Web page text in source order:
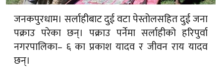
जनकपुरधाम। सर्लाहीबाट दुई वटा पेस्तोलसहित दुई जना
पक्राउ परेका छन्। पक्राउ पर्नेमा सर्लाहीको हरिपुर्वा
नगरपालिका– ६ का प्रकाश यादव र जीवन राय यादव
छन्।